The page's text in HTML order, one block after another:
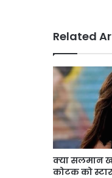
Related
क्या सलमान
कोटक को